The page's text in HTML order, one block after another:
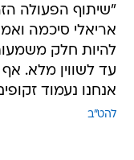
"שיתוף הפעולה
אריאלי סיכמה
להיות חלק
עד לשווין מלא.
אנחנו נעמוד
להט"ב